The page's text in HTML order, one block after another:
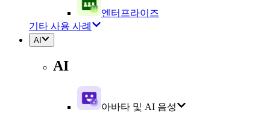
엔터프라이즈
기타 사용 사례
AI
AI
아바타 및 AI 음성